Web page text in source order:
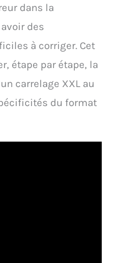
dans la
des
à corriger. Cet
étape par étape, la
carrelage XXL au
du format